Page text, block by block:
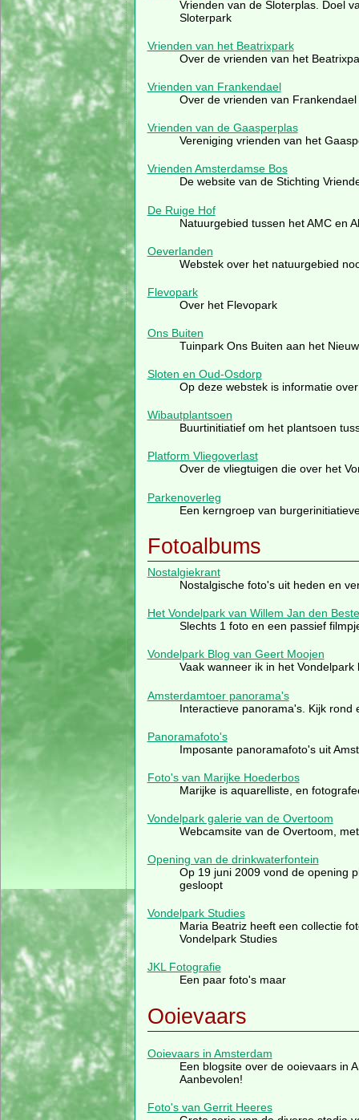
Vrienden van de Sloterplas. Doel
Sloterpark
Vrienden van het Beatrixpark
Over de vrienden van het
Vrienden van Frankendael
Over de vrienden van Frankendael
Vrienden van de Gaasperplas
Vereniging vrienden van het
Vrienden Amsterdamse Bos
De website van de Stichting
De Ruige Hof
Natuurgebied tussen het AMC en
Oeverlanden
Webstek over het natuurgebied
Flevopark
Over het Flevopark
Ons Buiten
Tuinpark Ons Buiten aan het
Sloten en Oud-Osdorp
Op deze webstek is informatie
Wibautplantsoen
Buurtinitiatief om het plantsoen
Platform Vliegoverlast
Over de vliegtuigen die over het
Parkenoverleg
Een kerngroep van
Fotoalbums
Nostalgiekrant
Nostalgische foto's uit heden en
Het Vondelpark van Willem Jan den
Slechts 1 foto en een passief
Vondelpark Blog van Geert Moojen
Vaak wanneer ik in het
Amsterdamtoer panorama's
Interactieve panorama's. Kijk
Panoramafoto's
Imposante panoramafoto's uit
Foto's van Marijke Hoederbos
Marijke is aquarelliste, en
Vondelpark galerie van de Overtoom
Webcamsite van de Overtoom,
Opening van de drinkwaterfontein
Op 19 juni 2009 vond de opening
gesloopt
Vondelpark Studies
Maria Beatriz heeft een collectie
Vondelpark Studies
JKL Fotografie
Een paar foto's maar
Ooievaars
Ooievaars in Amsterdam
Een blogsite over de ooievaars in
Aanbevolen!
Foto's van Gerrit Heeres